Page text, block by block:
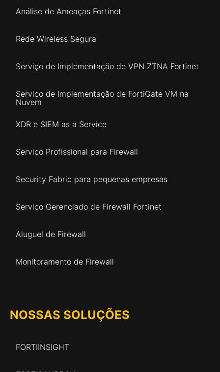
Análise de Ameaças Fortinet
Rede Wireless Segura
Serviço de Implementação de VPN ZTNA Fortinet
Serviço de Implementação de FortiGate VM na
Nuvem
XDR e SIEM as a Service
Serviço Profissional para Firewall
Security Fabric para pequenas empresas
Serviço Gerenciado de Firewall Fortinet
Aluguel de Firewall
Monitoramento de Firewall
NOSSAS SOLUÇÕES
FORTIINSIGHT